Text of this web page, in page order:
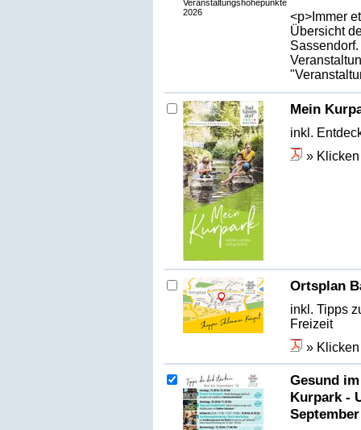
<p>Immer
Übersicht
Mein
inkl.
»
Ortsplan
inkl. Tipps
Freizeit
»
Gesund
Kurpark -